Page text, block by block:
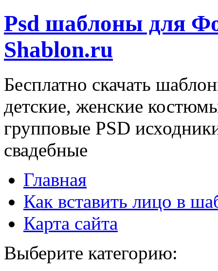
Psd шаблоны для
Shablon.ru
Бесплатно скачать
детские, женские
групповые PSD
свадебные
Главная
Как вставить лицо в
Карта сайта
Выберите категорию: